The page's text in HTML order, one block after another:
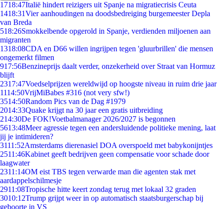
1718:47Italië hindert reizigers uit Spanje na migratiecrisis Ceuta
1418:31Vier aanhoudingen na doodsbedreiging burgemeester Depla
van Breda
518:26Smokkelbende opgerold in Spanje, verdienden miljoenen aan
migranten
1318:08CDA en D66 willen ingrijpen tegen 'gluurbrillen' die mensen
ongemerkt filmen
917:56Benzineprijs daalt verder, onzekerheid over Straat van Hormuz
blijft
2317:47Voedselprijzen wereldwijd op hoogste niveau in ruim drie jaar
1114:50VrijMiBabes #316 (not very sfw!)
3514:50Random Pics van de Dag #1979
2014:33Quake krijgt na 30 jaar een gratis uitbreiding
214:30De FOK!Voetbalmanager 2026/2027 is begonnen
5613:48Meer agressie tegen een andersluidende politieke mening, laat
jij je intimideren?
3111:52Amsterdams dierenasiel DOA overspoeld met babykonijntjes
2511:46Kabinet geeft bedrijven geen compensatie voor schade door
laagwater
2311:14OM eist TBS tegen verwarde man die agenten stak met
aardappelschilmesje
2911:08Tropische hitte keert zondag terug met lokaal 32 graden
3010:12Trump grijpt weer in op automatisch staatsburgerschap bij
geboorte in VS